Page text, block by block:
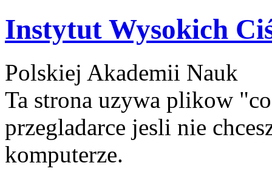
Instytut Wysokich
Polskiej Akademii Nauk
Ta strona uzywa plikow
przegladarce jesli nie
komputerze.